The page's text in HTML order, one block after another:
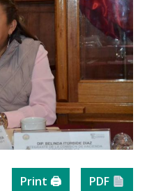
Print 🖨 PDF